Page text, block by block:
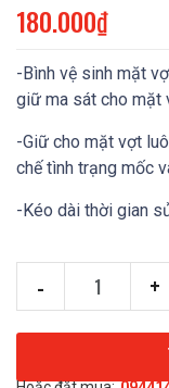
180.000₫
-Bình vệ sinh mặt
giữ ma sát cho mặt
-Giữ cho mặt vợt
chế tình trạng mốc
-Kéo dài thời gian
- +